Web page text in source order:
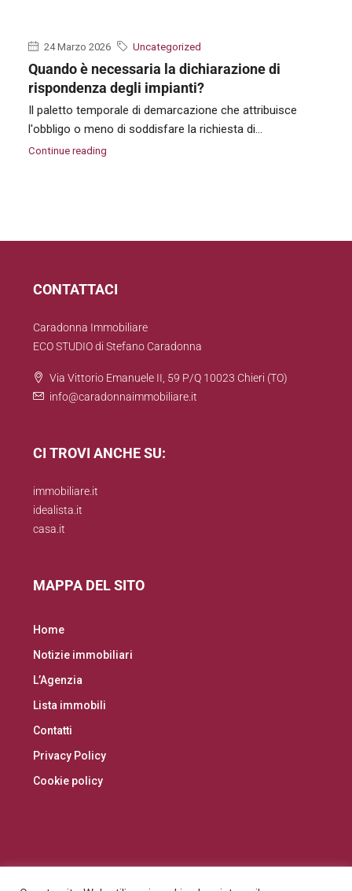
24 Marzo 2026 Uncategorized
Quando è necessaria la dichiarazione di
rispondenza degli impianti?
Il paletto temporale di demarcazione che attribuisce
l'obbligo o meno di soddisfare la richiesta di...
Continue reading
CONTATTACI
Caradonna Immobiliare
ECO STUDIO di Stefano Caradonna
Via Vittorio Emanuele II, 59 P/Q 10023 Chieri (TO)
info@caradonnaimmobiliare.it
CI TROVI ANCHE SU:
immobiliare.it
idealista.it
casa.it
MAPPA DEL SITO
Home
Notizie immobiliari
L’Agenzia
Lista immobili
Contatti
Privacy Policy
Cookie policy